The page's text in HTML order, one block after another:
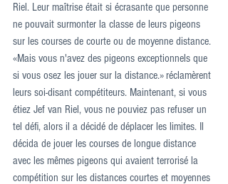
Riel. Leur maîtrise était si écrasante que personne
ne pouvait surmonter la classe de leurs pigeons
sur les courses de courte ou de moyenne distance.
«Mais vous n'avez des pigeons exceptionnels que
si vous osez les jouer sur la distance.» réclamèrent
leurs soi-disant compétiteurs. Maintenant, si vous
étiez Jef van Riel, vous ne pouviez pas refuser un
tel défi, alors il a décidé de déplacer les limites. Il
décida de jouer les courses de longue distance
avec les mêmes pigeons qui avaient terrorisé la
compétition sur les distances courtes et moyennes